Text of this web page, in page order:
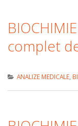
complet
ANALIZE MEDICALE,